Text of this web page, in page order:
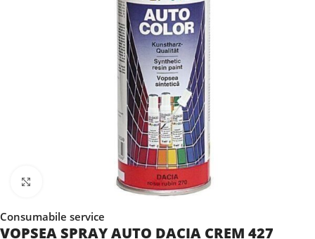
Faceți clic pentru a mări
Consumabile service
VOPSEA SPRAY AUTO DACIA CREM 427